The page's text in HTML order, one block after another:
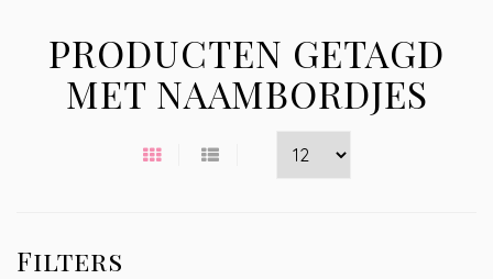
PRODUCTEN GETAGD
MET NAAMBORDJES
Filters